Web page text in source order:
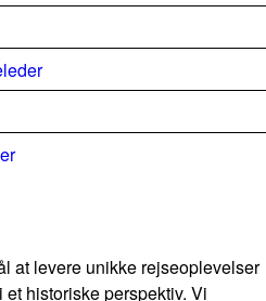
at levere unikke rejseoplevelser
historiske perspektiv. Vi